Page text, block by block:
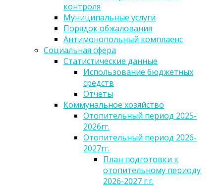
контроля
Муниципальные услуги
Порядок обжалования
Антимонопольный комплаенс
Социальная сфера
Статистические данные
Использование бюджетных
средств
Отчеты
Коммунальное хозяйство
Отопительный период 2025-
2026гг.
Отопительный период 2026-
2027гг.
План подготовки к
отопительному периоду
2026-2027 г.г.